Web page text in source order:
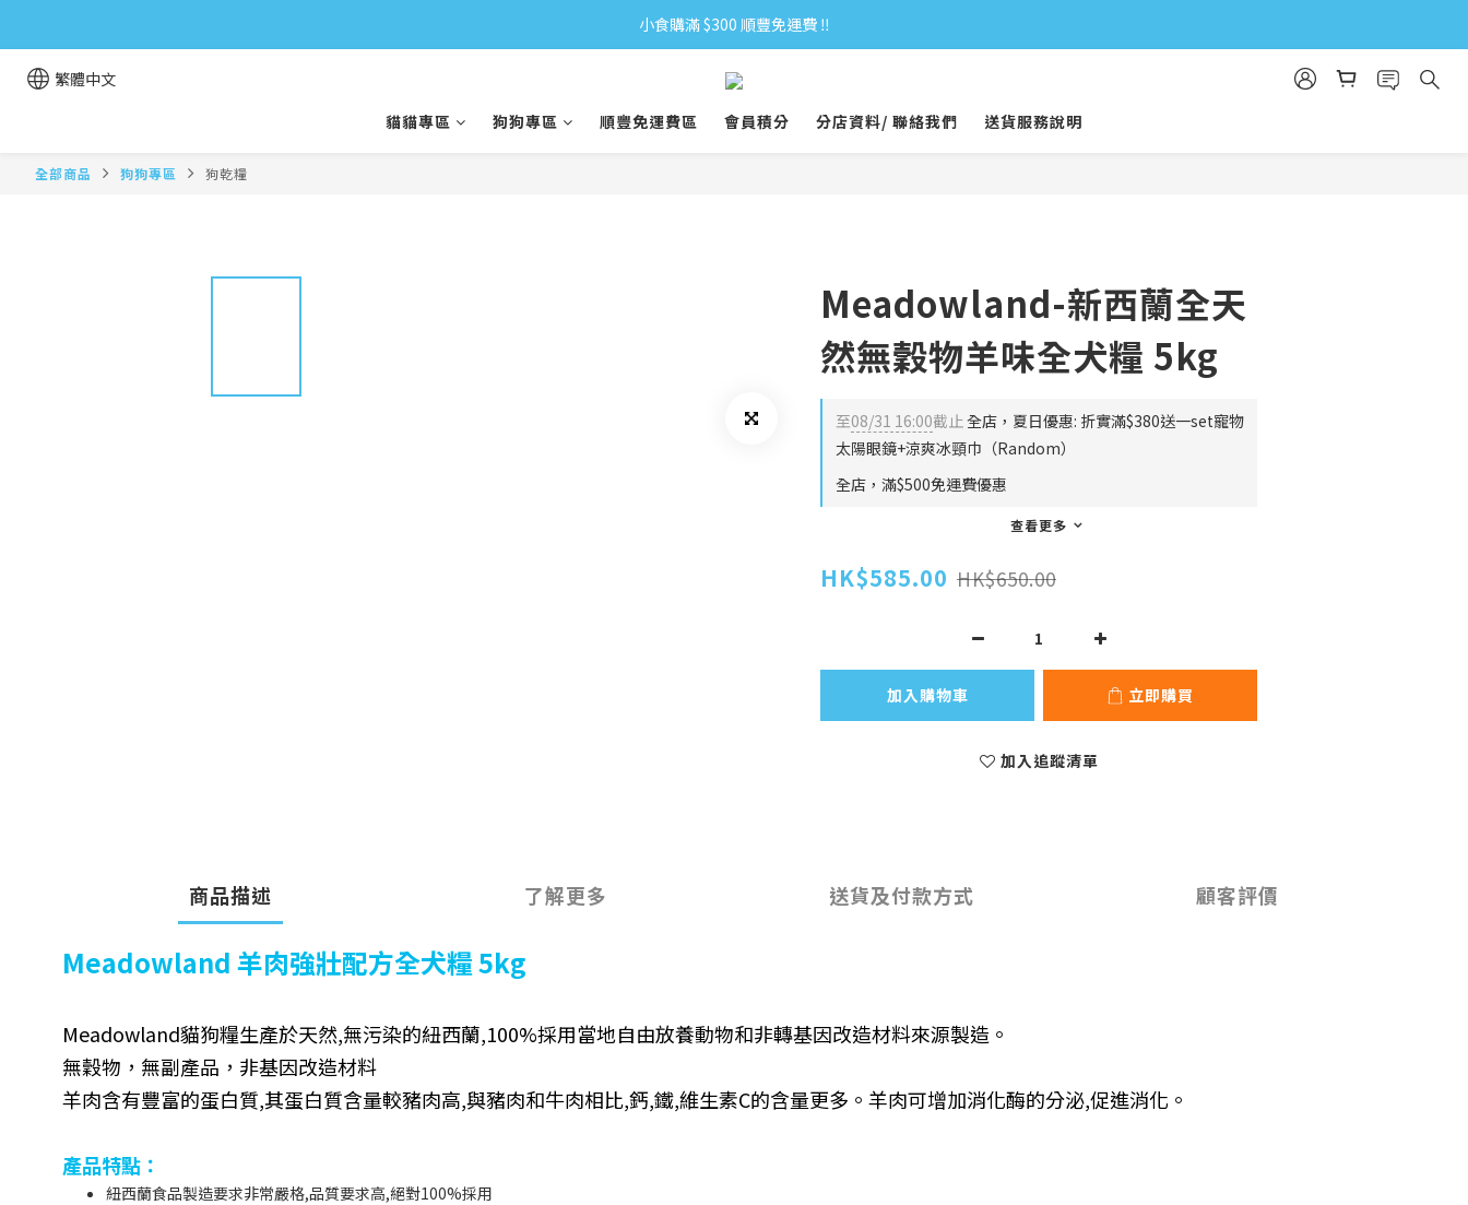
小食購滿 $300 順豐免運費 ‼
小食購滿 $300 順豐免運費 ‼
全單購滿 $500 免運費 ♥︎ 會員積分回贈 $1＝1Pt.
小食購滿 $300 順豐免運費 ‼
繁體中文
貓貓專區
狗狗專區 順豐免運費區 會員積分 分店資料/ 聯絡我們 送貨服務說明
全部商品 狗狗專區 狗乾糧
Meadowland-新西蘭全天
然無穀物羊味全犬糧 5kg
至08/31 16:00截止全店，夏日優惠: 折實滿$380送一set寵物
太陽眼鏡+涼爽冰頸巾（Random）
全店，滿$500免運費優惠
查看更多
HK$585.00 HK$650.00
加入購物車 立即購買
加入追蹤清單
商品描述 了解更多 送貨及付款方式 顧客評價
Meadowland 羊肉強壯配方全犬糧 5kg
Meadowland貓狗糧生產於天然,無污染的紐西蘭,100%採用當地自由放養動物和非轉基因改造材料來源製造。
無穀物，無副產品，非基因改造材料
羊肉含有豐富的蛋白質,其蛋白質含量較豬肉高,與豬肉和牛肉相比,鈣,鐵,維生素C的含量更多。羊肉可增加消化酶的分泌,促進消化。
產品特點：
紐西蘭食品製造要求非常嚴格,品質要求高,絕對100%採用